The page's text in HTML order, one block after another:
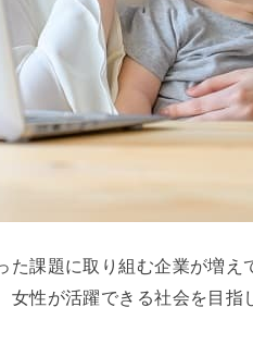
た課題に取り組む企業が増え
性が活躍できる社会を目指